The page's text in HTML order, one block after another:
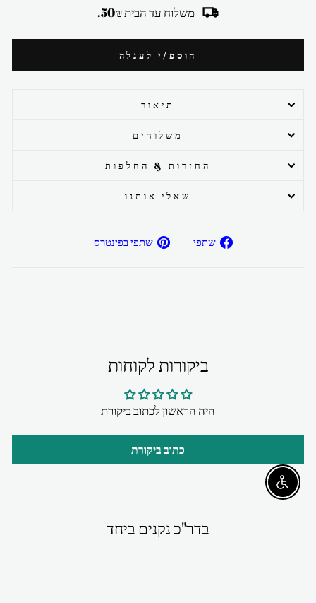
משלוח עד הבית 50₪.
הוספ/י לעגלה
תיאור
משלוחים
החזרות & החלפות
שאלי אותנו
שתפי
שתפ/י שתפי בפינטרס
ביקורות לקוחות
היה הראשון לכתוב ביקורת
כתוב ביקורת
בדר"כ נקנים ביחד
Enable accessibility